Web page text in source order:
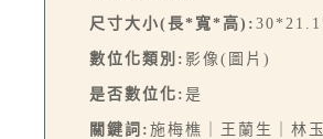
尺寸大小(長*寬*高):
數位化類別: 影像(圖片)
是否數位化: 是
關鍵詞: 施梅樵｜王蘭生｜林